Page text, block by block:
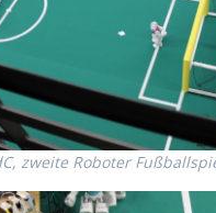
zweite Roboter